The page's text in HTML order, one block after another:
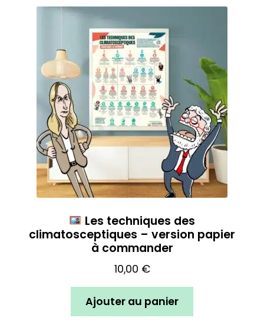
Les techniques des
climatosceptiques – version papier
à commander
10,00 €
Ajouter au panier